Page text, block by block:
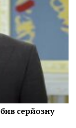
серйозну